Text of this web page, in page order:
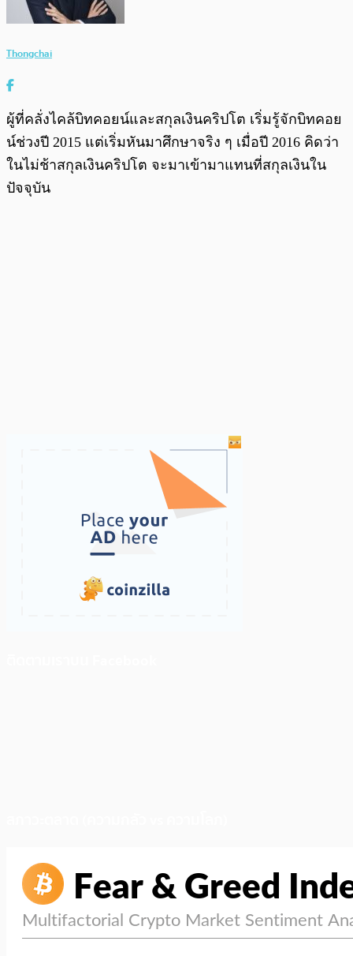
Thongchai
ผู้ที่คลั่งไคล้บิทคอยน์และสกุลเงินคริปโต เริ่มรู้จักบิทคอย
น์ช่วงปี 2015 แต่เริ่มหันมาศึกษาจริง ๆ เมื่อปี 2016 คิดว่า
ในไม่ช้าสกุลเงินคริปโต จะมาเข้ามาแทนที่สกุลเงินใน
ปัจจุบัน